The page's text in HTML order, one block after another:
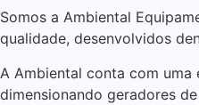
Somos a Ambiental
qualidade, desenvolvidos
A Ambiental conta com
dimensionando geradores